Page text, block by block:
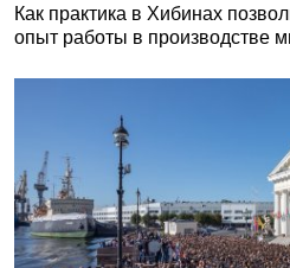
Как практика в Хибинах
опыт работы в производстве